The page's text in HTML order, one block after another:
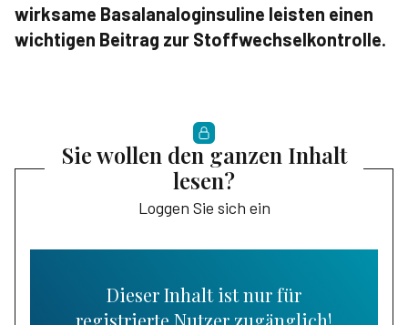
wirksame Basalanaloginsuline leisten einen
wichtigen Beitrag zur Stoffwechselkontrolle.
Sie wollen den ganzen Inhalt
lesen?
Loggen Sie sich ein
Dieser Inhalt ist nur für